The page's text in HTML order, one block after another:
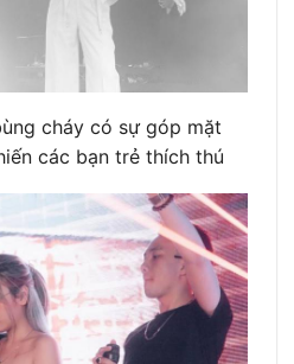
cháy có sự góp mặt
các bạn trẻ thích thú